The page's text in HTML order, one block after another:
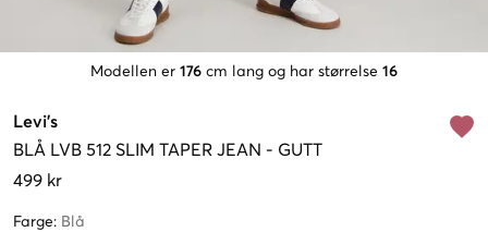
Modellen er 176 cm lang og har størrelse 16
Levi's
BLÅ LVB 512 SLIM TAPER JEAN - GUTT
499 kr
Farge: Blå